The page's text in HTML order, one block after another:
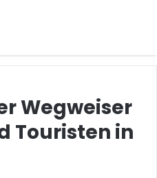
Wegweiser
Touristen in